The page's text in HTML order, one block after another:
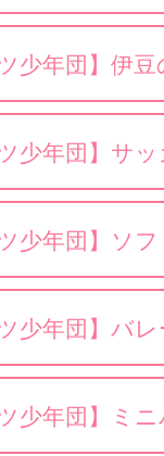
少年団】伊
少年団】サ
少年団】ソ
少年団】バ
少年団】ミ